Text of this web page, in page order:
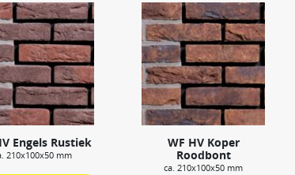
Engels Rustiek
210x100x50 mm
WF HV Koper
Roodbont
ca. 210x100x50 mm